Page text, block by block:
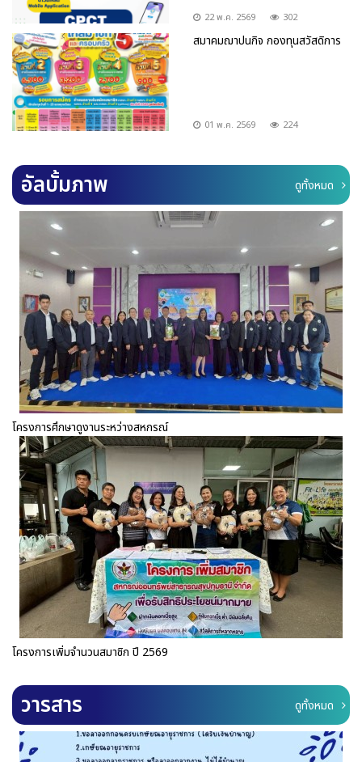
22 พ.ค. 2569 302
สมาคมฌาปนกิจ กองทุนสวัสดิการ
01 พ.ค. 2569 224
อัลบั้มภาพ ดูทั้งหมด
โครงการศึกษาดูงานระหว่างสหกรณ์
โครงการเพิ่มจำนวนสมาชิก ปี 2569
วารสาร ดูทั้งหมด